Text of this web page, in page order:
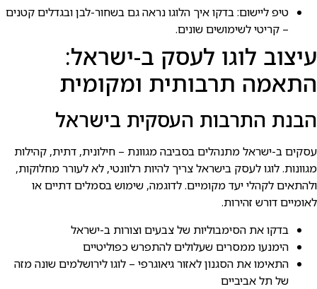
טיפ ליישום: בדקו איך הלוגו נראה גם בשחור-לבן ובגדלים קטנים
– קריטי לשימושים שונים.
עיצוב לוגו לעסק ב-ישראל:
התאמה תרבותית ומקומית
הבנת התרבות העסקית בישראל
עסקים ב-ישראל מתנהלים בסביבה מגוונת – חילונית, דתית, קהילות
מגוונות. לוגו לעסק בישראל צריך להיות רלוונטי, לא לעורר מחלוקות,
ולהתאים לקהלי יעד מקומיים. לדוגמה, שימוש בסמלים דתיים או
לאומיים דורש זהירות.
בדקו את הסימבוליות של צבעים וצורות ב-ישראל
הימנעו ממסרים שעלולים להתפרש כפוליטיים
התאימו את הסגנון לאזור גיאוגרפי – לוגו לירושלמים שונה מזה
של תל אביביים